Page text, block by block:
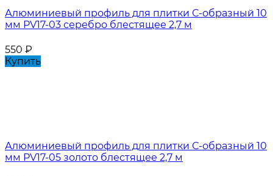
Алюминиевый профиль для плитки С-образный 10
мм PV17-03 серебро блестящее 2,7 м
550 ₽
Купить
Алюминиевый профиль для плитки С-образный 10
мм PV17-05 золото блестящее 2,7 м